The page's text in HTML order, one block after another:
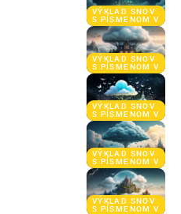
VÝKLAD SNOV
S PÍSMENOM V
VÝKLAD SNOV
S PÍSMENOM V
VÝKLAD SNOV
S PÍSMENOM V
VÝKLAD SNOV
S PÍSMENOM V
VÝKLAD SNOV
S PÍSMENOM V